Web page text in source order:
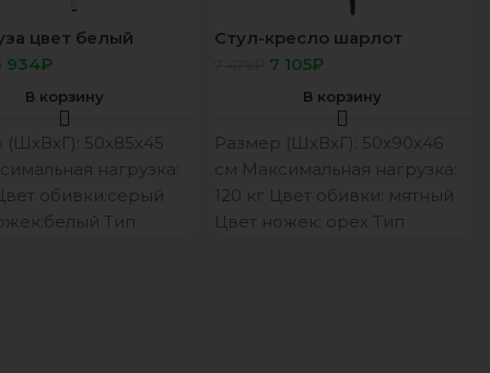
цвет белый
ткань Велюр/БЭСТ
934₽
В корзину
50х85х45
нагрузка:
обивки:серый
Тип
Стул-кресло шарлот
Стрейч-Велюр мятный.
7 105₽
В корзину
Размер (ШхВхГ): 50х90х46
см Максимальная нагрузка:
120 кг Цвет обивки: мятный
Цвет ножек: орех Тип